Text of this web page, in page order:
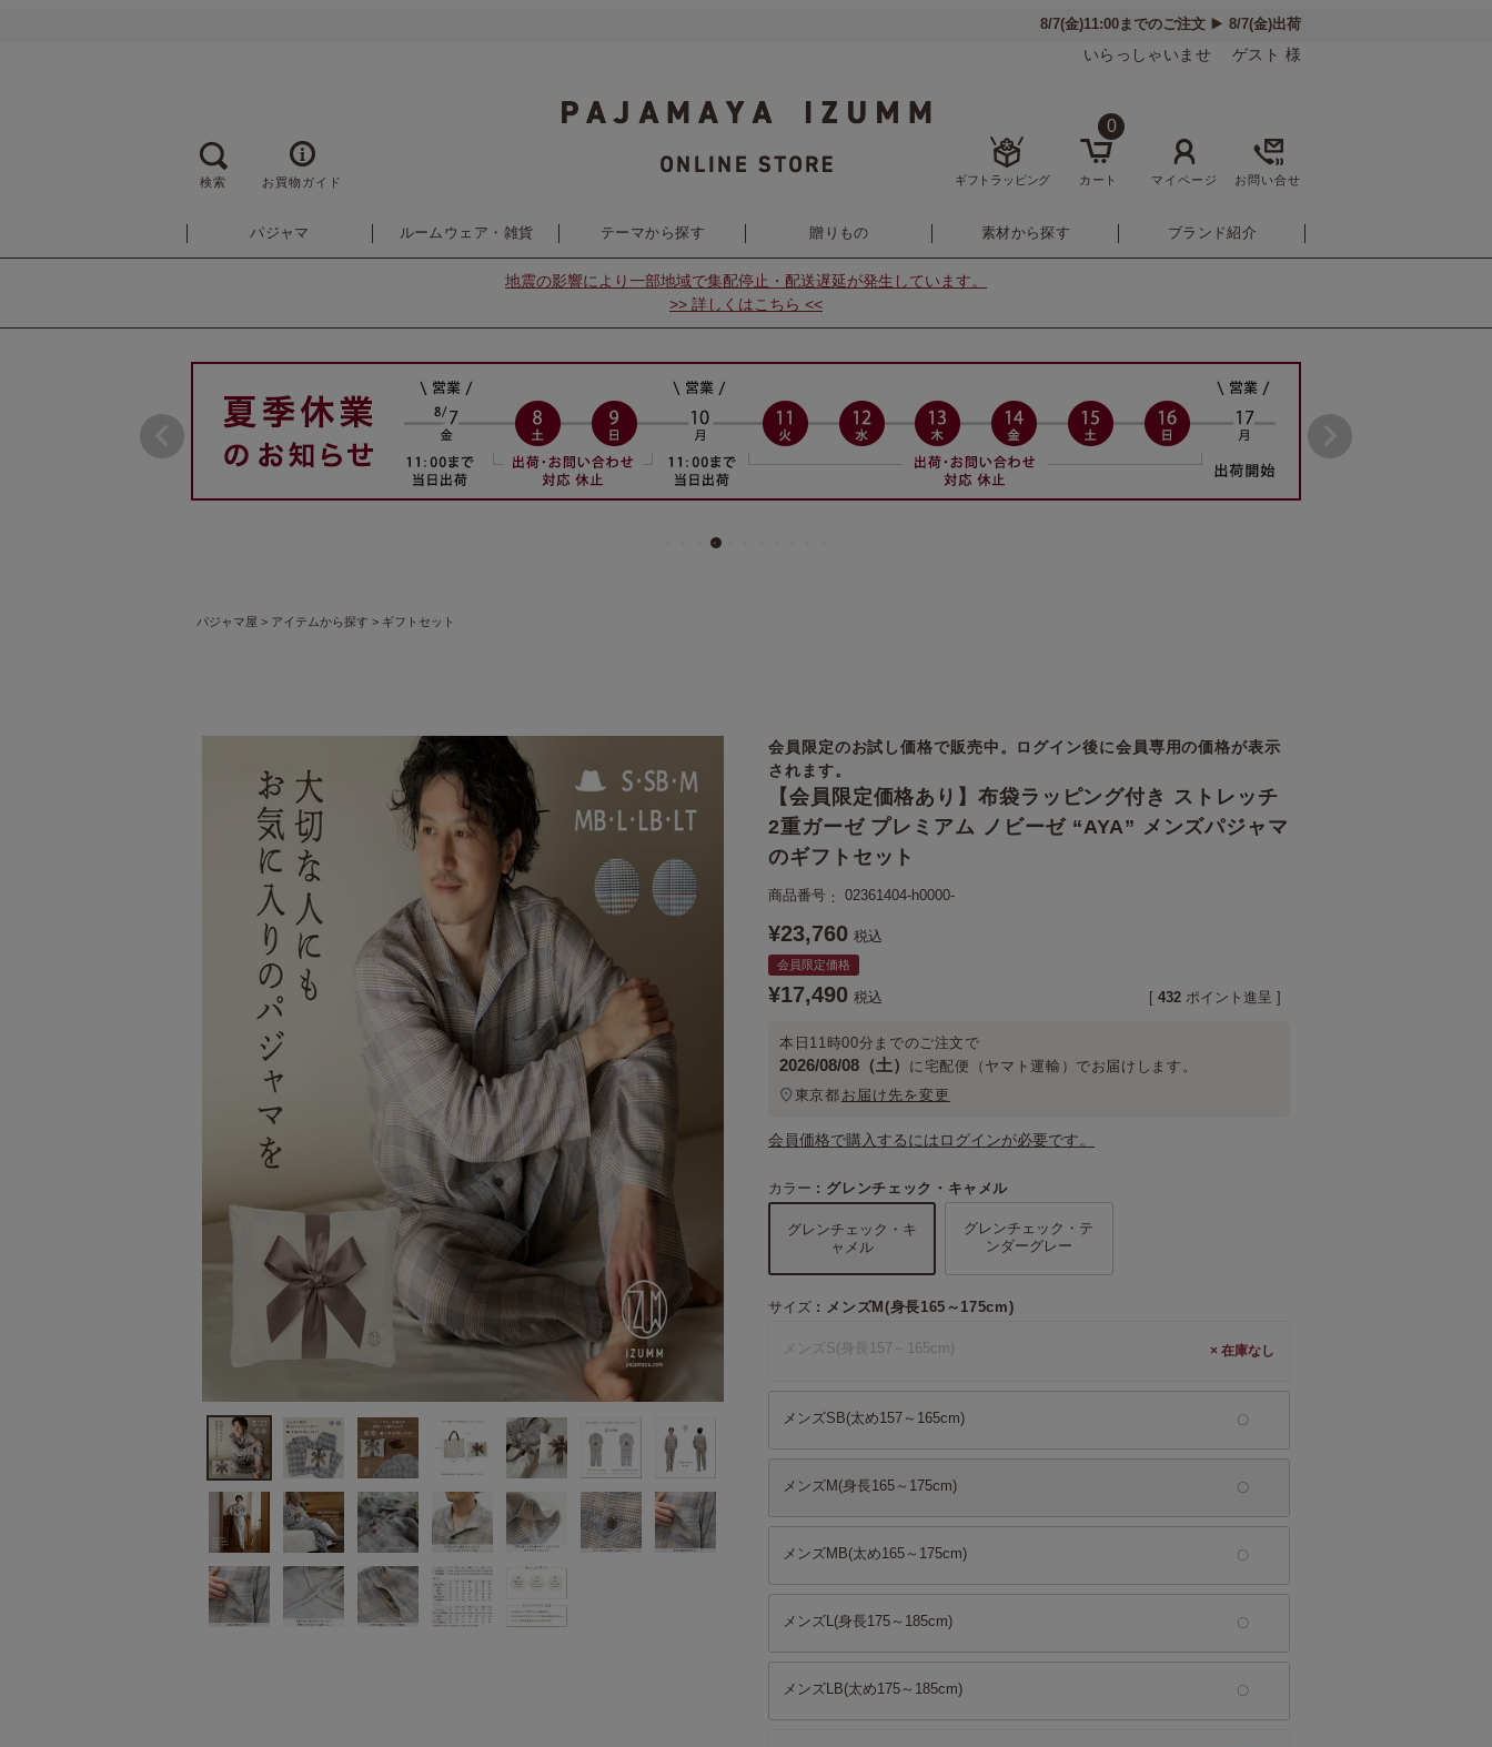
いらっしゃいませ ゲスト 様
検索 お買物ガイド ギフトラッピング
0
カート マイページ お問い合せ
パジャマ ルームウェア・雑貨 テーマから探す 贈りもの 素材から探す ブランド紹介
地震の影響により一部地域で集配停止・配送遅延が発生しています。
>> 詳しくはこちら <<
パジャマ屋 アイテムから探す ギフトセット
会員限定のお試し価格で販売中。ログイン後に会員専用の価格が表示
されます。
【会員限定価格あり】布袋ラッピング付き ストレッチ
2重ガーゼ プレミアム ノビーゼ “AYA” メンズパジャマ
のギフトセット
商品番号 02361404-h0000-
¥23,760 税込
会員限定価格
¥17,490 税込 [ 432 ポイント進呈 ]
本日 11時00分 までのご注文で
2026/08/08（土） に宅配便（ヤマト運輸） でお届けします。
東京都 お届け先を変更
会員価格で購入するにはログインが必要です。
サイズ メンズM(身長165～175cm)
メンズS(身長157～165cm) ×
メンズSB(太め157～165cm)
メンズM(身長165～175cm)
メンズMB(太め165～175cm)
メンズL(身長175～185cm)
メンズLB(太め175～185cm)
カラー グレンチェック・キャメル
グレンチェック・キ
ャメル
グレンチェック・テ
ンダーグレー